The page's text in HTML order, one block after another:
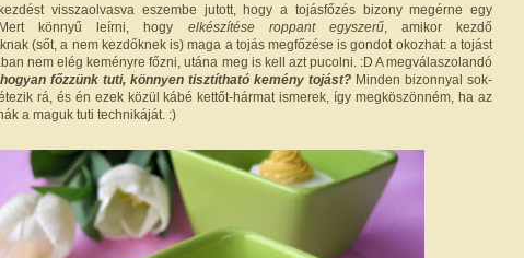
visszaolvasva eszembe jutott, hogy a tojásfőzés bizony megérne egy
Mert könnyű leírni, hogy elkészítése roppant egyszerű, amikor kezdő
(sőt, a nem kezdőknek is) maga a tojás megfőzése is gondot okozhat: a tojást
nem elég keményre főzni, utána meg is kell azt pucolni. :D A megválaszolandó
hogyan főzzünk tuti, könnyen tisztítható kemény tojást? Minden bizonnyal sok-
rá, és én ezek közül kábé kettőt-hármat ismerek, így megköszönném, ha az
a maguk tuti technikáját. :)